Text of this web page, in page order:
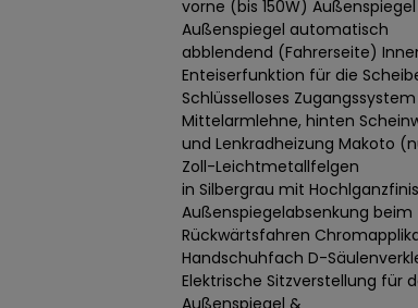
vorne (bis 150W)
Außenspiegel automatisch
abblendend (Fahrerseite)
Enteiserfunktion für die
Schlüsselloses
Mittelarmlehne, hinten
und Lenkradheizung Makoto
Zoll-Leichtmetallfelgen
in Silbergrau mit
Außenspiegelabsenkung beim
Rückwärtsfahren
Handschuhfach D-
Elektrische Sitzverstellung für
Außenspiegel &